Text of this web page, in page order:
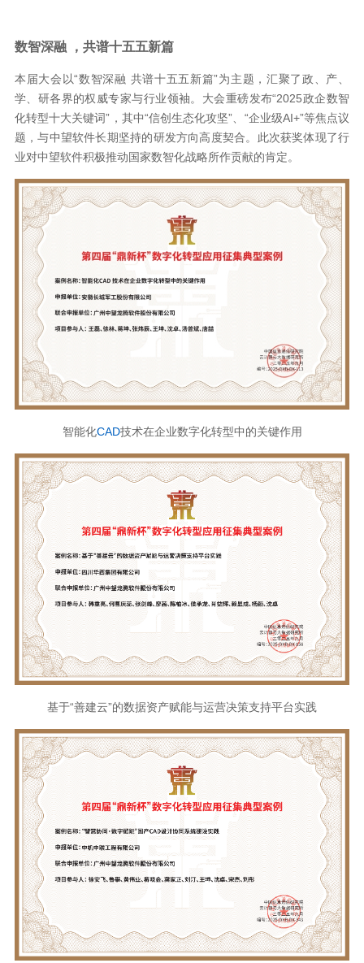
数智深融 ，共谱十五五新篇
本届大会以“数智深融 共谱十五五新篇”为主题，汇聚了政、产、
学、研各界的权威专家与行业领袖。大会重磅发布“2025政企数智
化转型十大关键词”，其中“信创生态化攻坚”、“企业级AI+”等焦点议
题，与中望软件长期坚持的研发方向高度契合。此次获奖体现了行
业对中望软件积极推动国家数智化战略所作贡献的肯定。
智能化CAD技术在企业数字化转型中的关键作用
基于“善建云”的数据资产赋能与运营决策支持平台实践